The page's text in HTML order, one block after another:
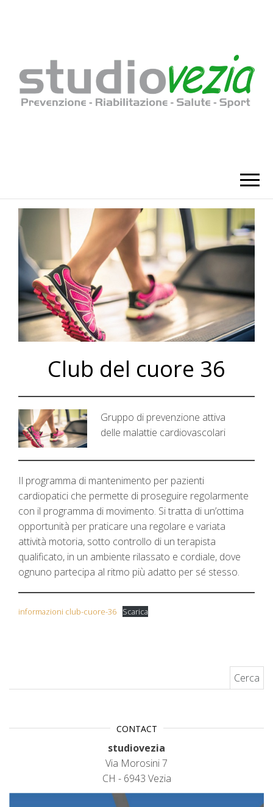
Club del cuore 36
Gruppo di prevenzione attiva
delle malattie cardiovascolari
Il programma di mantenimento per pazienti
cardiopatici che permette di proseguire regolarmente
con il programma di movimento. Si tratta di un’ottima
opportunità per praticare una regolare e variata
attività motoria, sotto controllo di un terapista
qualificato, in un ambiente rilassato e cordiale, dove
ognuno partecipa al ritmo più adatto per sé stesso.
informazioni club-cuore-36 Scarica
CONTACT
studiovezia
Via Morosini 7
CH - 6943 Vezia